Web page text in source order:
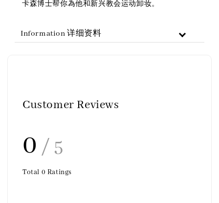
卡森博士帮你為他和新兴教会运动卸妆。
Information 详细资料
Customer Reviews
0 / 5
Total 0 Ratings